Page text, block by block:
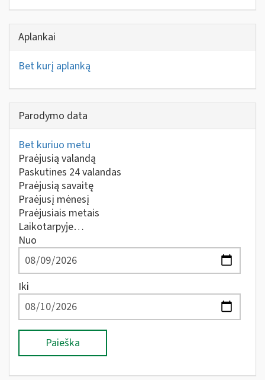
Aplankai
Bet kurį aplanką
Parodymo data
Bet kuriuo metu
Praėjusią valandą
Paskutines 24 valandas
Praėjusią savaitę
Praėjusį mėnesį
Praėjusiais metais
Laikotarpyje…
Nuo
Iki
Paieška